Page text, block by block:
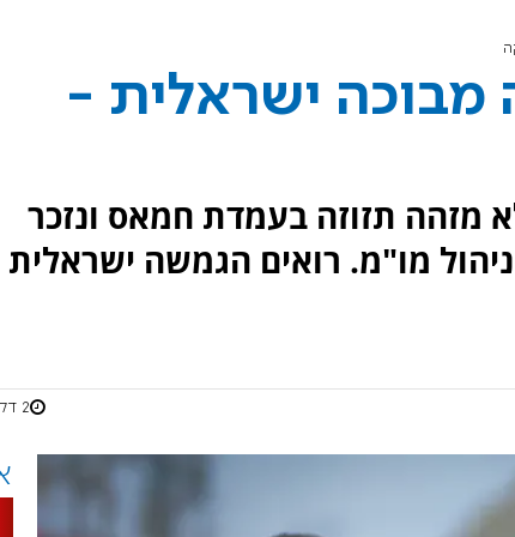
ישראלית -
מזהה תזוזה בעמדת חמאס ונזכר
מו"מ. רואים הגמשה ישראלית
2 דקות